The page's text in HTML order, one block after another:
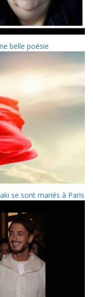
belle poésie
se sont mariés à Paris